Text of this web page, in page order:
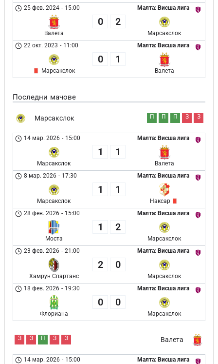
Малта: Висша лига
25 фев. 2024 - 15:00
Валета
0 2
Марсакслок
Малта: Висша лига
22 окт. 2023 - 11:00
Марсакслок
0 1
Валета
Последни мачове
Марсакслок П П П З З
Малта: Висша лига
14 мар. 2026 - 15:00
Марсакслок
1 1
Валета
Малта: Висша лига
8 мар. 2026 - 17:30
Марсакслок
1 1
Наксар
Малта: Висша лига
28 фев. 2026 - 15:00
Моста
1 2
Марсакслок
Малта: Висша лига
23 фев. 2026 - 21:00
Хамрун Спартанс
2 0
Марсакслок
Малта: Висша лига
18 фев. 2026 - 19:30
Флориана
0 0
Марсакслок
Валета
З З П З З
Малта: Висша лига
14 мар. 2026 - 15:00